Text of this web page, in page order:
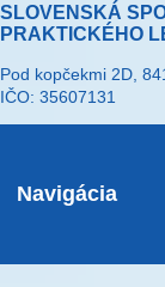
SLOVENSKÁ
PRAKTICKÉHO
Pod kopčekmi 2D,
IČO: 35607131
Navigácia